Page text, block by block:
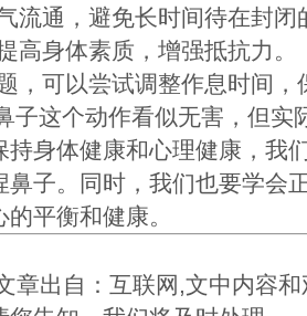
流通，避免长时间待在封闭
高身体素质，增强抵抗力。
，可以尝试调整作息时间，
子这个动作看似无害，但实
持身体健康和心理健康，我
鼻子。同时，我们也要学会
平衡和健康。
章出自：互联网,文中内容